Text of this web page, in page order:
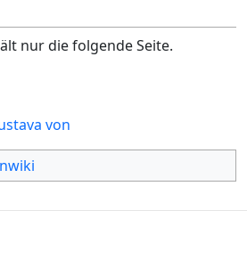
nur die folgende Seite.
von